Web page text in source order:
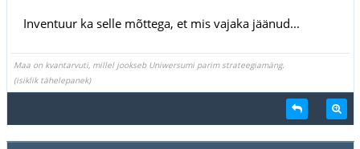
Inventuur ka selle mõttega, et mis vajaka jäänud...
Maa on kvantarvuti, millel jookseb Uniwersumi parim strateegiamäng.
(isiklik tähelepanek)